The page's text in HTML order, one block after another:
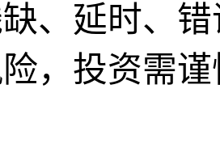
、延时、
，投资需